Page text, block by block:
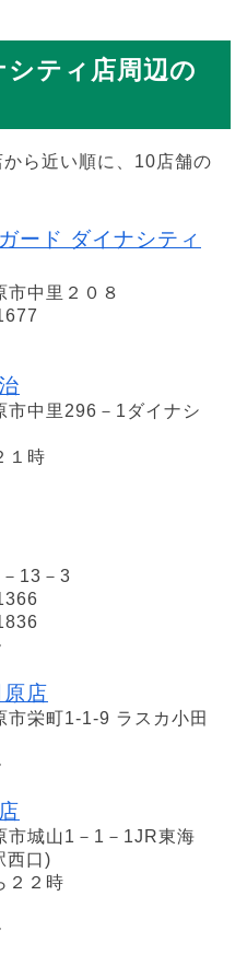
ティ店周辺の
ら近い順に、10店舗の
ード ダイナシティ
市中里２０８
市中里296－1ダイナシ
１時
13－3
店
市栄町1-1-9 ラスカ小田
市城山1－1－1JR東海
西口)
２２時